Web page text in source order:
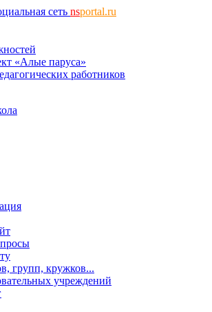
сеть nsportal.ru
«Алые паруса»
работников
групп, кружков...
учреждений